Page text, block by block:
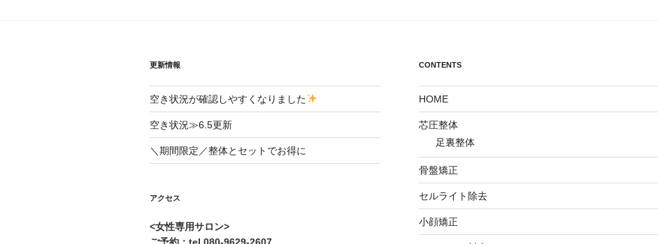
更新情報
空き状況が確認しやすくなりました
空き状況≫6.5更新
＼期間限定／整体とセットでお得に
アクセス
<女性専用サロン>
CONTENTS
HOME
芯圧整体
足裏整体
骨盤矯正
セルライト除去
小顔矯正